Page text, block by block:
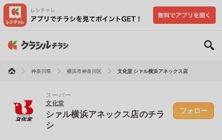
神奈川県 横浜市神奈川区 文化堂 シァル横浜アネックス店
スーパー
文化堂
シァル横浜アネックス店のチラ
シ
フォロー